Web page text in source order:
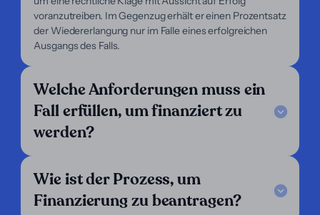
voranzutreiben. Im Gegenzug erhält er einen Prozentsatz
der Wiedererlangung nur im Falle eines erfolgreichen
Ausgangs des Falls.
Welche Anforderungen muss ein
Fall erfüllen, um finanziert zu
werden?
Wie ist der Prozess, um
Finanzierung zu beantragen?
Für Anwälte
Für Kläger
FAQ
Unsere Kriterien
Kontaktieren Sie uns
Wir sind tätig in: